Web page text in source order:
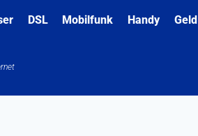
DSL Mobilfunk Handy Geld